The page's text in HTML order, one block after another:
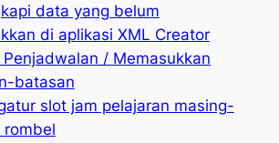
data yang belum
di aplikasi XML Creator
/ Memasukkan
batasan
slot jam pelajaran masing-
rombel